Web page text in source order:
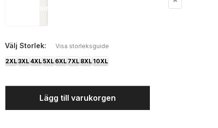
Vit
Välj Storlek: Visa storleksguide
2XL3XL 4XL5XL 6XL 7XL 8XL 10XL
Lägg till varukorgen